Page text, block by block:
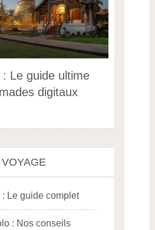
Le guide ultime
digitaux
Le guide complet
: Nos conseils